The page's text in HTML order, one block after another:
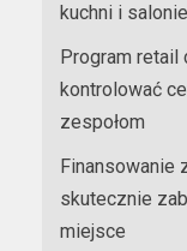
kuchni i salonie
Program
kontrolować
zespołom
Finansowanie
skutecznie
miejsce